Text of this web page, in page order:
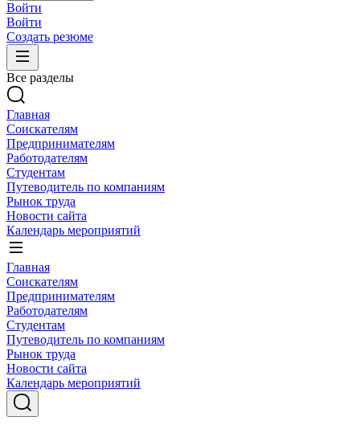
Войти
Войти
Создать резюме
Все разделы
Главная
Соискателям
Предпринимателям
Работодателям
Студентам
Путеводитель по компаниям
Рынок труда
Новости сайта
Календарь мероприятий
Главная
Соискателям
Предпринимателям
Работодателям
Студентам
Путеводитель по компаниям
Рынок труда
Новости сайта
Календарь мероприятий